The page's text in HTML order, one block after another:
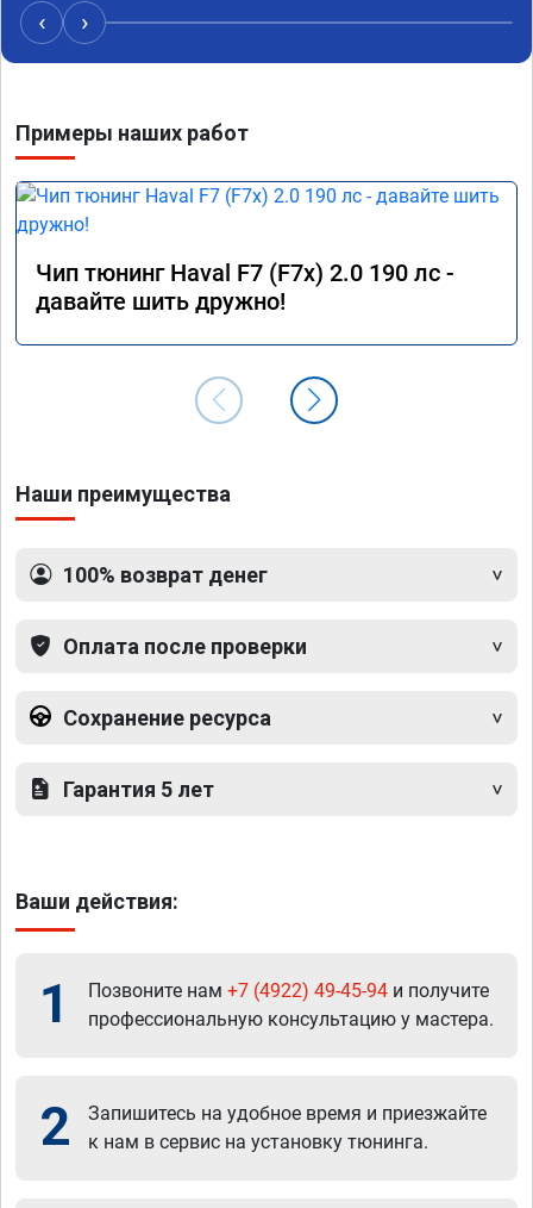
сделать перепрошивку. Увидел в авито ваше
объявление и решил обратиться к вам за
помощью. Ребята приветливые, сразу взяли в
от заявленной. Но результатом я доволен.
Машинка не едет, а летит прям. Парням
благодарность!!!!
‹ ›
Примеры наших работ
Чип тюнинг Haval F7 (F7x) 2.0 190 лс -
давайте шить дружно!
Наши преимущества
100% возврат денег
Оплата после проверки
Сохранение ресурса
Гарантия 5 лет
Ваши действия:
1 Позвоните нам +7 (4922) 49-45-94 и получите
профессиональную консультацию у мастера.
2
Запишитесь на удобное время и приезжайте
к нам в сервис на установку тюнинга.